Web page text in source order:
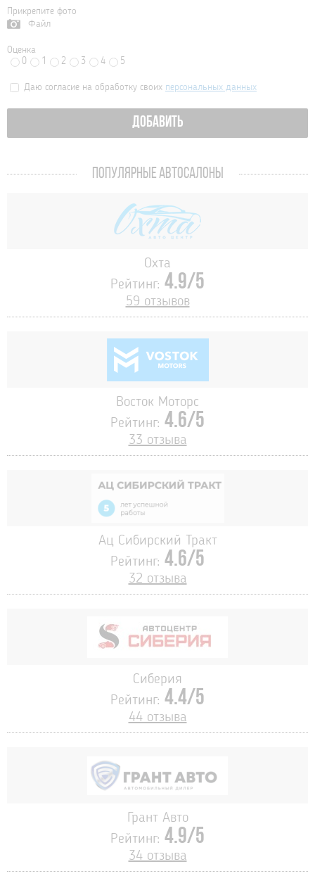
Прикрепите фото
Файл
Оценка
0
1 2 3 4 5
Даю согласие на обработку своих персональных данных
ДОБАВИТЬ
ПОПУЛЯРНЫЕ АВТОСАЛОНЫ
Охта
Рейтинг: 4.9/5
59 отзывов
Восток Моторс
Рейтинг: 4.6/5
33 отзыва
Ац Сибирский Тракт
Рейтинг: 4.6/5
32 отзыва
Сиберия
Рейтинг: 4.4/5
44 отзыва
Грант Авто
Рейтинг: 4.9/5
34 отзыва